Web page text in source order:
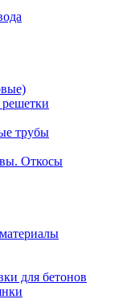
трубы
Откосы
для бетонов